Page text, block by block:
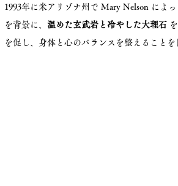
1993年に米アリゾナ州で Mary Nelson によ
を背景に、 温めた玄武岩と冷やした大理石
を促し、身体と心のバランスを整えることを